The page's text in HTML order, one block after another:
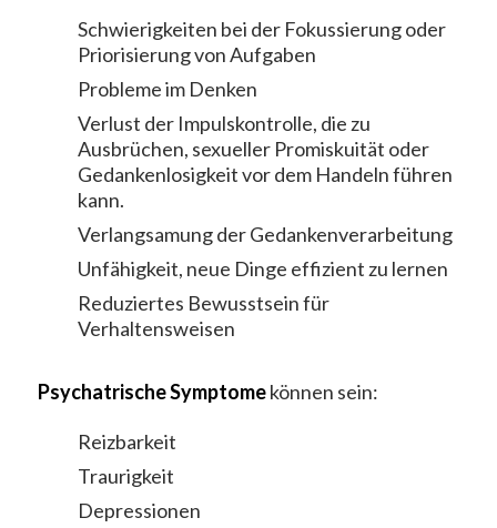
Schwierigkeiten bei der Fokussierung oder
Priorisierung von Aufgaben
Probleme im Denken
Verlust der Impulskontrolle, die zu
Ausbrüchen, sexueller Promiskuität oder
Gedankenlosigkeit vor dem Handeln führen
kann.
Verlangsamung der Gedankenverarbeitung
Unfähigkeit, neue Dinge effizient zu lernen
Reduziertes Bewusstsein für
Verhaltensweisen
Psychatrische Symptomekönnen sein:
Reizbarkeit
Traurigkeit
Depressionen